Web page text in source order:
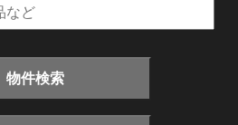
物件検索